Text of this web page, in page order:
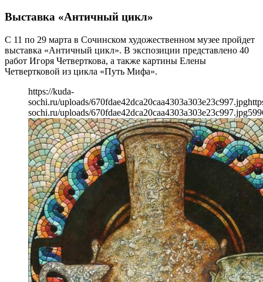
Выставка «Античный цикл»
С 11 по 29 марта в Сочинском художественном музее пройдет
выставка «Античный цикл». В экспозиции представлено 40
работ Игоря Четверткова, а также картины Елены
Четвертковой из цикла «Путь Мифа».
https://kuda-
sochi.ru/uploads/670fdae42dca20caa4303a303e23c997.jpg
sochi.ru/uploads/670fdae42dca20caa4303a303e23c997.jpg599